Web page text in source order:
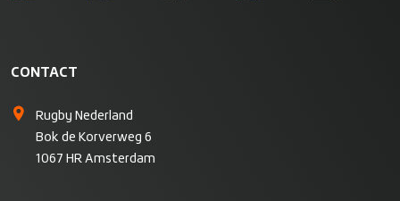
CONTACT
Rugby Nederland
Bok de Korverweg 6
1067 HR Amsterdam